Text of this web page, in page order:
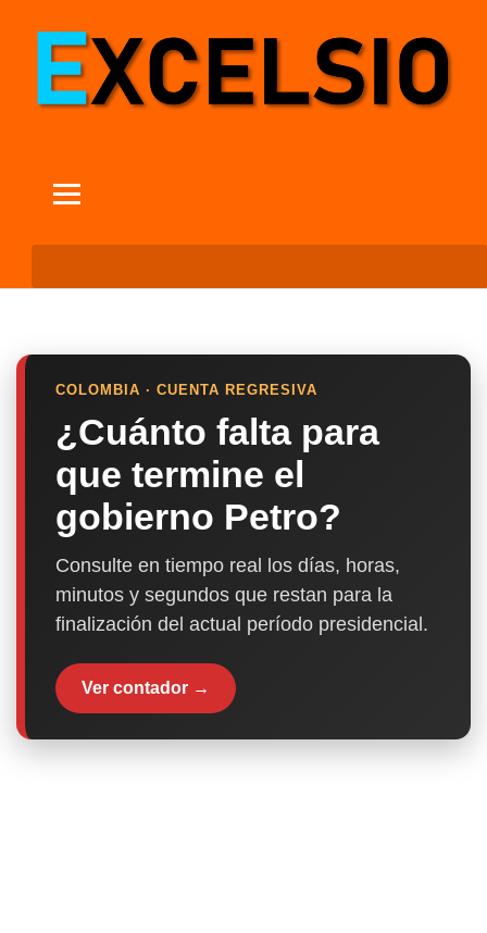
COLOMBIA · CUENTA REGRESIVA
¿Cuánto falta para
que termine el
gobierno Petro?
Consulte en tiempo real los días, horas,
minutos y segundos que restan para la
finalización del actual período presidencial.
Ver contador →